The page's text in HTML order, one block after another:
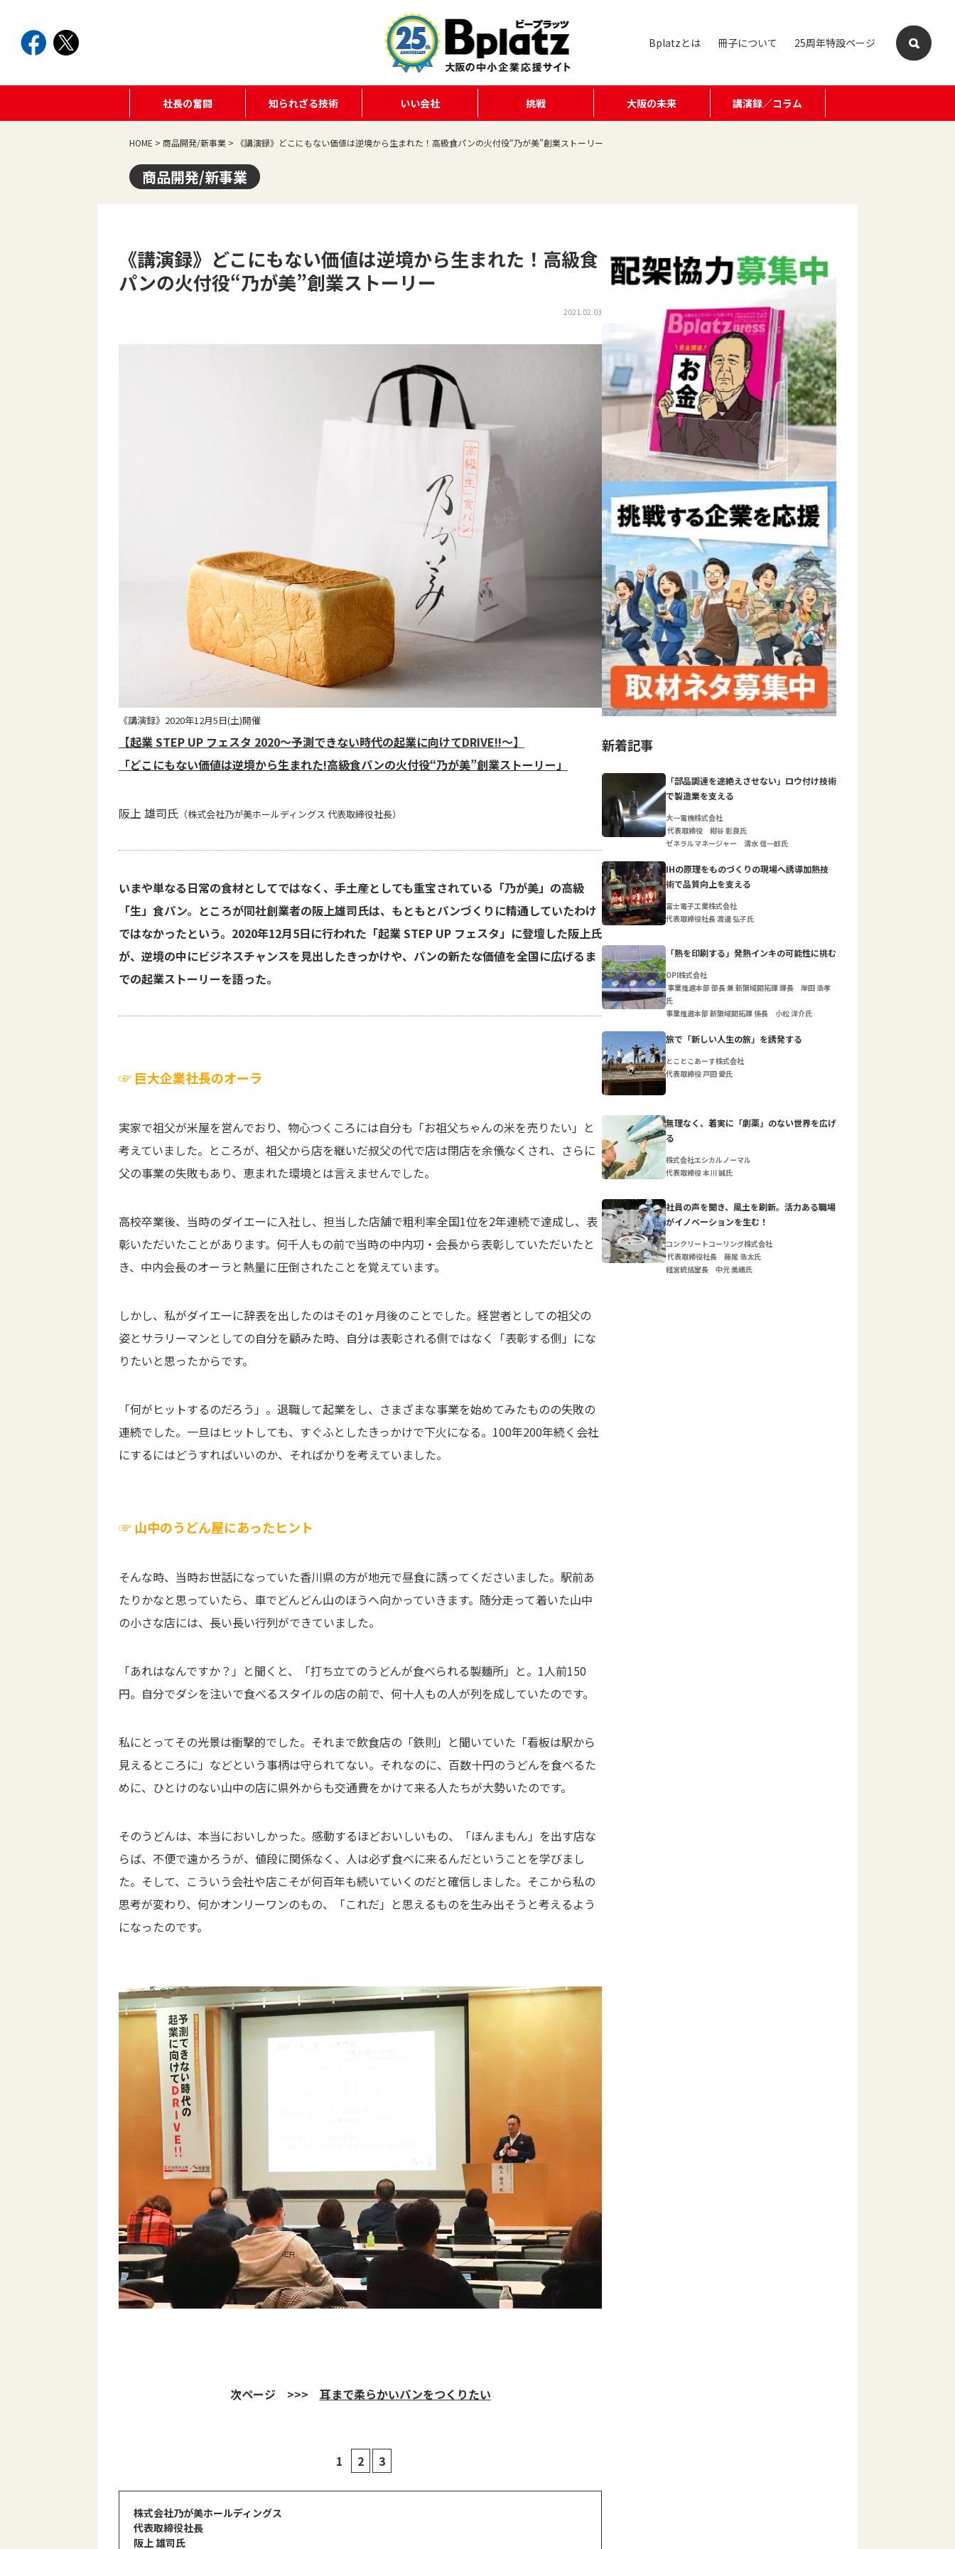
Bplatzとは 冊子について 25周年特設ページ
社長の奮闘 知られざる技術 いい会社 挑戦 大阪の未来 講演録／コラム
HOME > 商品開発/新事業 > 《講演録》どこにもない価値は逆境から生まれた！高級食パンの火付役“乃が美”創業ストーリー
商品開発/新事業
《講演録》どこにもない価値は逆境から生まれた！高級食
パンの火付役“乃が美”創業ストーリー
2021.02.03
《講演録》2020年12月5日(土)開催
【起業 STEP UP フェスタ 2020～予測できない時代の起業に向けてDRIVE!!～】
「どこにもない価値は逆境から生まれた!高級食パンの火付役“乃が美”創業ストーリー」
阪上 雄司氏 （株式会社乃が美ホールディングス 代表取締役社長）
いまや単なる日常の食材としてではなく、手土産としても重宝されている「乃が美」の高級
「生」食パン。ところが同社創業者の阪上雄司氏は、もともとパンづくりに精通していたわけ
ではなかったという。2020年12月5日に行われた「起業 STEP UP フェスタ」に登壇した阪上氏
が、逆境の中にビジネスチャンスを見出したきっかけや、パンの新たな価値を全国に広げるま
での起業ストーリーを語った。
☞ 巨大企業社長のオーラ
実家で祖父が米屋を営んでおり、物心つくころには自分も「お祖父ちゃんの米を売りたい」と
考えていました。ところが、祖父から店を継いだ叔父の代で店は閉店を余儀なくされ、さらに
父の事業の失敗もあり、恵まれた環境とは言えませんでした。
高校卒業後、当時のダイエーに入社し、担当した店舗で粗利率全国1位を2年連続で達成し、表
彰いただいたことがあります。何千人もの前で当時の中内㓛・会長から表彰していただいたと
き、中内会長のオーラと熱量に圧倒されたことを覚えています。
しかし、私がダイエーに辞表を出したのはその1ヶ月後のことでした。経営者としての祖父の
姿とサラリーマンとしての自分を顧みた時、自分は表彰される側ではなく「表彰する側」にな
りたいと思ったからです。
「何がヒットするのだろう」。退職して起業をし、さまざまな事業を始めてみたものの失敗の
連続でした。一旦はヒットしても、すぐふとしたきっかけで下火になる。100年200年続く会社
にするにはどうすればいいのか、そればかりを考えていました。
☞ 山中のうどん屋にあったヒント
そんな時、当時お世話になっていた香川県の方が地元で昼食に誘ってくださいました。駅前あ
たりかなと思っていたら、車でどんどん山のほうへ向かっていきます。随分走って着いた山中
の小さな店には、長い長い行列ができていました。
「あれはなんですか？」と聞くと、「打ち立てのうどんが食べられる製麺所」と。1人前150
円。自分でダシを注いで食べるスタイルの店の前で、何十人もの人が列を成していたのです。
私にとってその光景は衝撃的でした。それまで飲食店の「鉄則」と聞いていた「看板は駅から
見えるところに」などという事柄は守られてない。それなのに、百数十円のうどんを食べるた
めに、ひとけのない山中の店に県外からも交通費をかけて来る人たちが大勢いたのです。
そのうどんは、本当においしかった。感動するほどおいしいもの、「ほんまもん」を出す店な
らば、不便で遠かろうが、値段に関係なく、人は必ず食べに来るんだということを学びまし
た。そして、こういう会社や店こそが何百年も続いていくのだと確信しました。そこから私の
思考が変わり、何かオンリーワンのもの、「これだ」と思えるものを生み出そうと考えるよう
になったのです。
次ページ >>> 耳まで柔らかいパンをつくりたい
1 2 3
株式会社乃が美ホールディングス
代表取締役社長
阪上 雄司氏
新着記事
「部品調達を途絶えさせない」ロウ付け技術
で製造業を支える
大一電機株式会社
代表取締役 紺谷 彰良氏
ゼネラルマネージャー 清水 信一郎氏
IHの原理をものづくりの現場へ誘導加熱技
術で品質向上を支える
富士電子工業株式会社
代表取締役社長 渡邊 弘子氏
「熱を印刷する」発熱インキの可能性に挑む
OPI株式会社
事業推進本部 部長 兼 新領域開拓課 課長 岸田 浩孝
氏
事業推進本部 新領域開拓課 係長 小松 洋介氏
旅で「新しい人生の旅」を誘発する
とことこあーす株式会社
代表取締役 戸田 愛氏
無理なく、着実に「劇薬」のない世界を広げ
る
株式会社エシカルノーマル
代表取締役 本川 誠氏
社員の声を聞き、風土を刷新。活力ある職場
がイノベーションを生む！
コンクリートコーリング株式会社
代表取締役社長 藤尾 浩太氏
経営統括室長 中元 美緒氏